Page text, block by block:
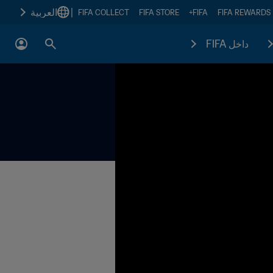
FIFA REWARDS
FIFA+
FIFA STORE
FIFA COLLECT العربية
داخل FIFA